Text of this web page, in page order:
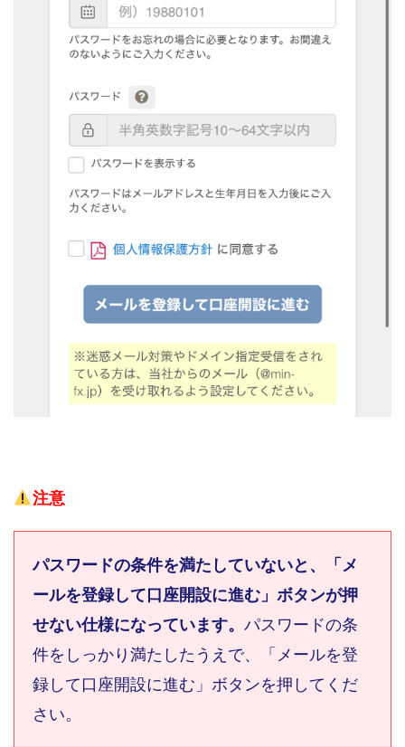
注意
パスワードの条件を満たしていないと、「メ
ールを登録して口座開設に進む」ボタンが押
せない仕様になっています。 パスワードの条
件をしっかり満たしたうえで、「メールを登
録して口座開設に進む」ボタンを押してくだ
さい。